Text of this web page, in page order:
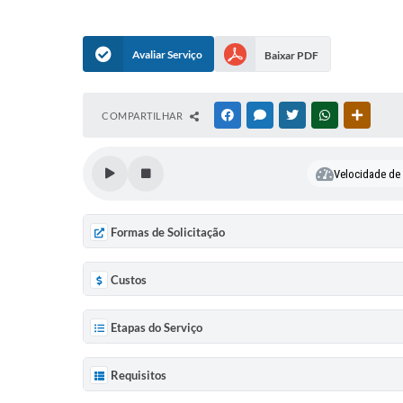
Avaliar Serviço Baixar PDF
COMPARTILHAR FACEBOOKMESSENGER
TWITTERWHATSAPP
Velocidade
Formas de Solicitação
Custos
Etapas do Serviço
Requisitos